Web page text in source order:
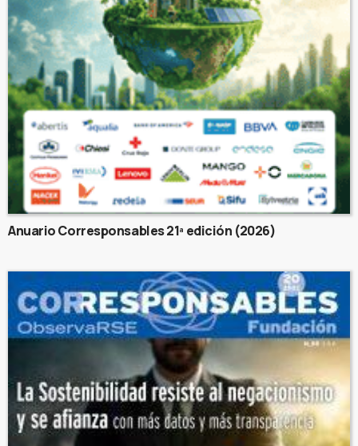
Anuario Corresponsables 21ª edición (2026)